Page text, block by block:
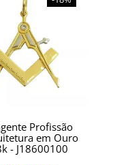
Profissão
em Ouro
- J18600100